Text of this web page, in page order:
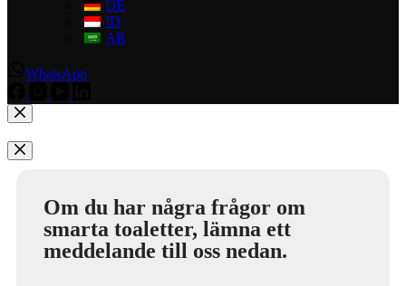
DE
ID
AR
WhatsApp
Om du har några frågor om
smarta toaletter, lämna ett
meddelande till oss nedan.